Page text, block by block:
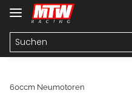
60ccm Neumotoren